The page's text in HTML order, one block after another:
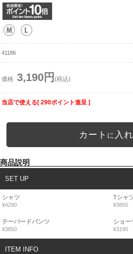
41186
価格 3,190円 (税込)
当店で使える[ 290ポイント進呈 ]
カート に 入
商品説明
SET UP
シャツ
¥4290
Tシャ
¥3850
テーパードパンツ
¥3850
ショー
¥3190
ITEM INFO